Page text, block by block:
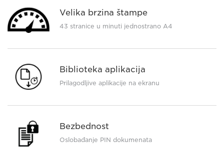
Velika brzina štampe
43 stranice u minuti jednostrano A4
Biblioteka aplikacija
Prilagodljive aplikacije na ekranu
Bezbednost
Oslobađanje PIN dokumenata